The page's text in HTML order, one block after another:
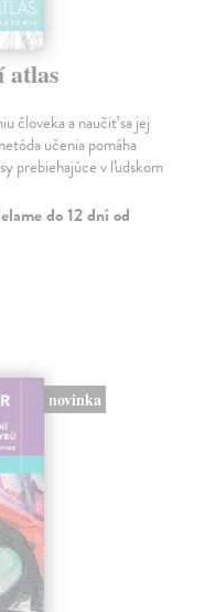
atlas
človeka a naučiť sa jej
učenia pomáha
prebiehajúce v ľudskom
do 12 dní od
novinka